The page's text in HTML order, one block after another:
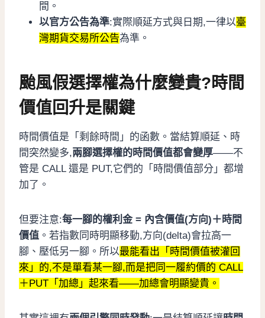
間。
以官方公告為準:實際順延方式與日期,一律以臺
灣期貨交易所公告為準。
颱風假選擇權為什麼變貴?時間
價值回升是關鍵
時間價值是「剩餘時間」的函數。當結算順延、時
間突然變多,兩腳選擇權的時間價值都會變厚——不
管是 CALL 還是 PUT,它們的「時間價值部分」都增
加了。
但要注意:每一腳的權利金 = 內含價值(方向)＋時間
價值 。若指數同時明顯移動,方向(delta)會拉高一
腳、壓低另一腳。所以最能看出「時間價值被灌回
來」的,不是單看某一腳,而是把同一履約價的 CALL
＋PUT「加總」起來看——加總會明顯變貴。